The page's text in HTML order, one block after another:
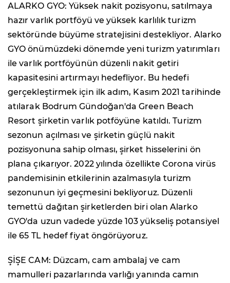
ALARKO GYO: Yüksek nakit pozisyonu, satılmaya
hazır varlık portföyü ve yüksek karlılık turizm
sektöründe büyüme stratejisini destekliyor. Alarko
GYO önümüzdeki dönemde yeni turizm yatırımları
ile varlık portföyünün düzenli nakit getiri
kapasitesini artırmayı hedefliyor. Bu hedefi
gerçekleştirmek için ilk adım, Kasım 2021 tarihinde
atılarak Bodrum Gündoğan'da Green Beach
Resort şirketin varlık potföyüne katıldı. Turizm
sezonun açılması ve şirketin güçlü nakit
pozisyonuna sahip olması, şirket hisselerini ön
plana çıkarıyor. 2022 yılında özellikte Corona virüs
pandemisinin etkilerinin azalmasıyla turizm
sezonunun iyi geçmesini bekliyoruz. Düzenli
temettü dağıtan şirketlerden biri olan Alarko
GYO'da uzun vadede yüzde 103 yükseliş potansiyel
ile 65 TL hedef fiyat öngörüyoruz.
ŞİŞE CAM: Düzcam, cam ambalaj ve cam
mamulleri pazarlarında varlığı yanında camın